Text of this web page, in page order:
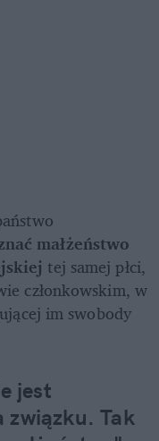
małżeństwo
tej samej płci,
członkowskim, w
im swobody
jest
związku. Tak